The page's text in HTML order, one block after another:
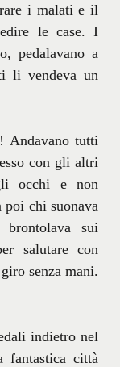
i malati e il
le case. I
pedalavano a
li vendeva un
Andavano tutti
con gli altri
occhi e non
poi chi suonava
sui
salutare con
senza mani.
indietro nel
fantastica città